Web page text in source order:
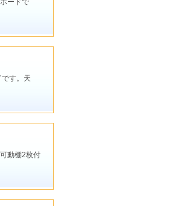
ードで
す。天
動棚2枚付